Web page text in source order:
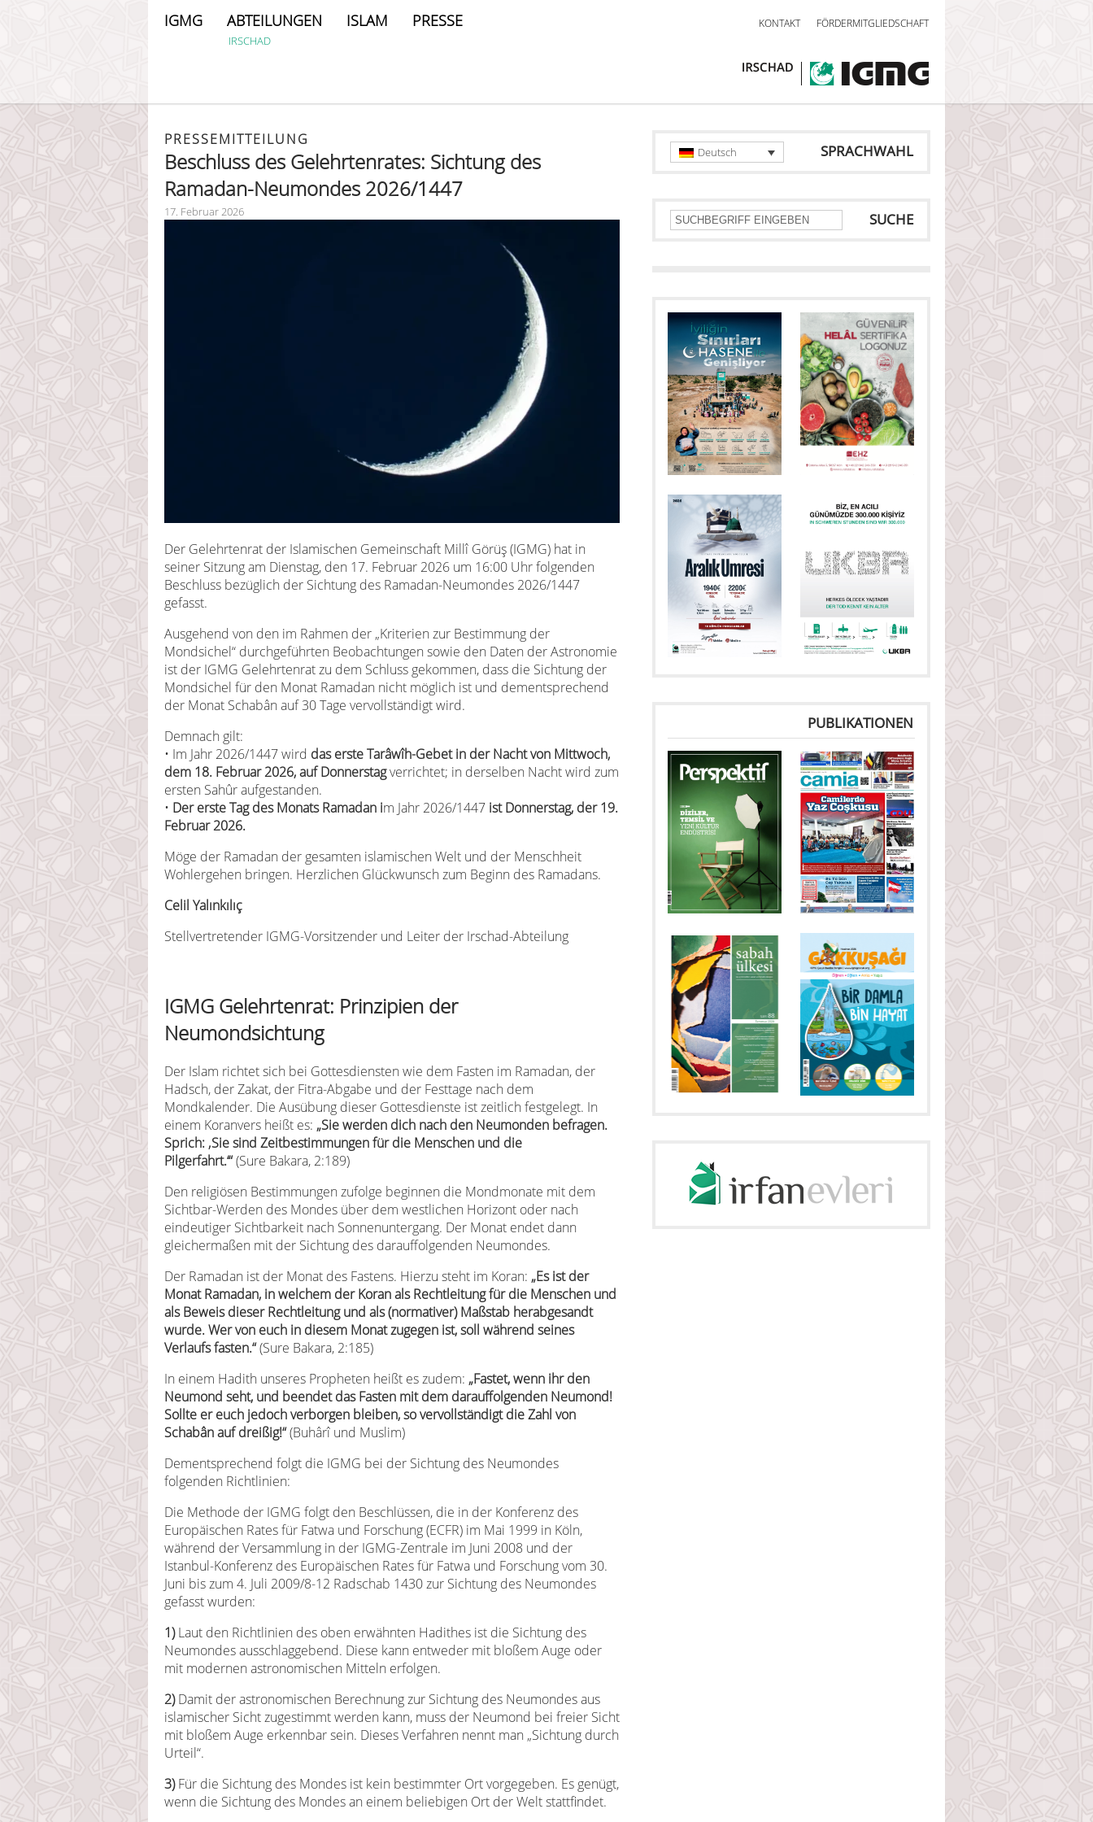
IGMG ABTEILUNGEN ISLAM PRESSE
IRSCHAD
KONTAKT FÖRDERMITGLIEDSCHAFT
PRESSEMITTEILUNG
Beschluss des Gelehrtenrates: Sichtung des
Ramadan-Neumondes 2026/1447
17. Februar 2026
Der Gelehrtenrat der Islamischen Gemeinschaft Millî Görüş (IGMG) hat in
seiner Sitzung am Dienstag, den 17. Februar 2026 um 16:00 Uhr folgenden
Beschluss bezüglich der Sichtung des Ramadan-Neumondes 2026/1447
gefasst.
Ausgehend von den im Rahmen der „Kriterien zur Bestimmung der
Mondsichel“ durchgeführten Beobachtungen sowie den Daten der Astronomie
ist der IGMG Gelehrtenrat zu dem Schluss gekommen, dass die Sichtung der
Mondsichel für den Monat Ramadan nicht möglich ist und dementsprechend
der Monat Schabân auf 30 Tage vervollständigt wird.
Demnach gilt:
• Im Jahr 2026/1447 wird das erste Tarâwîh-Gebet in der Nacht von Mittwoch,
dem 18. Februar 2026, auf Donnerstagverrichtet; in derselben Nacht wird zum
ersten Sahûr aufgestanden.
• Der erste Tag des Monats Ramadan im Jahr 2026/1447 ist Donnerstag, der 19.
Februar 2026.
Möge der Ramadan der gesamten islamischen Welt und der Menschheit
Wohlergehen bringen. Herzlichen Glückwunsch zum Beginn des Ramadans.
Celil Yalınkılıç
Stellvertretender IGMG-Vorsitzender und Leiter der Irschad-Abteilung
IGMG Gelehrtenrat: Prinzipien der
Neumondsichtung
Der Islam richtet sich bei Gottesdiensten wie dem Fasten im Ramadan, der
Hadsch, der Zakat, der Fitra-Abgabe und der Festtage nach dem
Mondkalender. Die Ausübung dieser Gottesdienste ist zeitlich festgelegt. In
einem Koranvers heißt es: „Sie werden dich nach den Neumonden befragen.
Sprich: ‚Sie sind Zeitbestimmungen für die Menschen und die
Pilgerfahrt.‘“(Sure Bakara, 2:189)
Den religiösen Bestimmungen zufolge beginnen die Mondmonate mit dem
Sichtbar-Werden des Mondes über dem westlichen Horizont oder nach
eindeutiger Sichtbarkeit nach Sonnenuntergang. Der Monat endet dann
gleichermaßen mit der Sichtung des darauffolgenden Neumondes.
Der Ramadan ist der Monat des Fastens. Hierzu steht im Koran: „Es ist der
Monat Ramadan, in welchem der Koran als Rechtleitung für die Menschen und
als Beweis dieser Rechtleitung und als (normativer) Maßstab herabgesandt
wurde. Wer von euch in diesem Monat zugegen ist, soll während seines
Verlaufs fasten.“(Sure Bakara, 2:185)
In einem Hadith unseres Propheten heißt es zudem: „Fastet, wenn ihr den
Neumond seht, und beendet das Fasten mit dem darauffolgenden Neumond!
Sollte er euch jedoch verborgen bleiben, so vervollständigt die Zahl von
Schabân auf dreißig!“(Buhârî und Muslim)
Dementsprechend folgt die IGMG bei der Sichtung des Neumondes
folgenden Richtlinien:
Die Methode der IGMG folgt den Beschlüssen, die in der Konferenz des
Europäischen Rates für Fatwa und Forschung (ECFR) im Mai 1999 in Köln,
während der Versammlung in der IGMG-Zentrale im Juni 2008 und der
Istanbul-Konferenz des Europäischen Rates für Fatwa und Forschung vom 30.
Juni bis zum 4. Juli 2009/8-12 Radschab 1430 zur Sichtung des Neumondes
gefasst wurden:
1)Laut den Richtlinien des oben erwähnten Hadithes ist die Sichtung des
Neumondes ausschlaggebend. Diese kann entweder mit bloßem Auge oder
mit modernen astronomischen Mitteln erfolgen.
2)Damit der astronomischen Berechnung zur Sichtung des Neumondes aus
islamischer Sicht zugestimmt werden kann, muss der Neumond bei freier Sicht
mit bloßem Auge erkennbar sein. Dieses Verfahren nennt man „Sichtung durch
Urteil“.
3)Für die Sichtung des Mondes ist kein bestimmter Ort vorgegeben. Es genügt,
wenn die Sichtung des Mondes an einem beliebigen Ort der Welt stattfindet.
SPRACHWAHL
Deutsch
SUCHE
PUBLIKATIONEN